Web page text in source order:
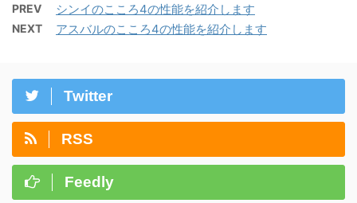
PREV シンイのこころ4の性能を紹介します
NEXT アスバルのこころ4の性能を紹介します
Twitter
RSS
Feedly